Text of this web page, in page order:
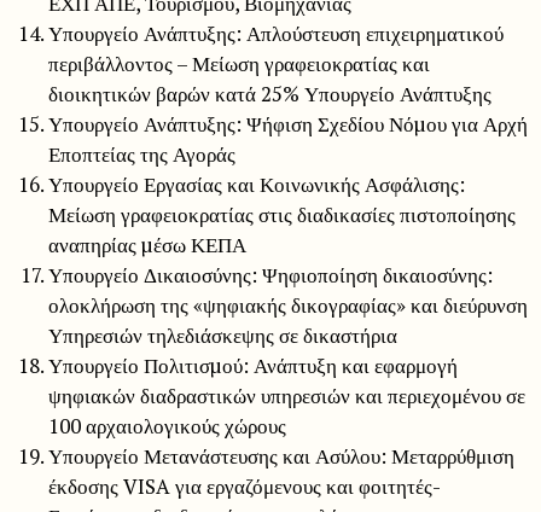
Υπουργείο Ανάπτυξης: Απλούστευση επιχειρηματικού
περιβάλλοντος – Μείωση γραφειοκρατίας και
διοικητικών βαρών κατά 25% Υπουργείο Ανάπτυξης
Υπουργείο Ανάπτυξης: Ψήφιση Σχεδίου Νόµου για Αρχή
Εποπτείας της Αγοράς
Υπουργείο Εργασίας και Κοινωνικής Ασφάλισης:
Μείωση γραφειοκρατίας στις διαδικασίες πιστοποίησης
αναπηρίας µέσω ΚΕΠΑ
Υπουργείο Δικαιοσύνης: Ψηφιοποίηση δικαιοσύνης:
ολοκλήρωση της «ψηφιακής δικογραφίας» και διεύρυνση
Υπηρεσιών τηλεδιάσκεψης σε δικαστήρια
Υπουργείο Πολιτισµού: Ανάπτυξη και εφαρμογή
ψηφιακών διαδραστικών υπηρεσιών και περιεχομένου σε
100 αρχαιολογικούς χώρους
Υπουργείο Μετανάστευσης και Ασύλου: Μεταρρύθμιση
έκδοσης VISA για εργαζόμενους και φοιτητές-